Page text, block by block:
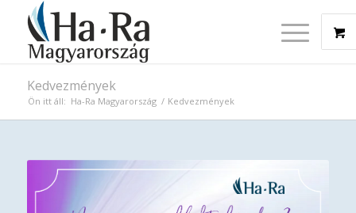
Kedvezmények
Ön itt áll: Ha-Ra Magyarország / Kedvezmények